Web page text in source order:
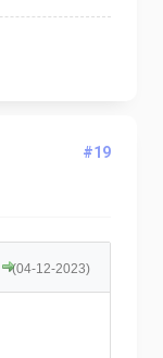
#19
(04-12-2023)